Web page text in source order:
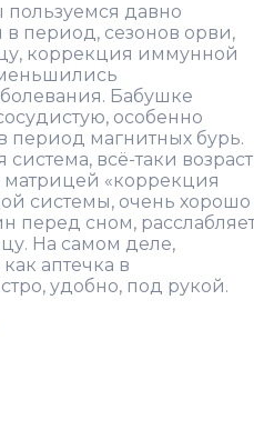
давно
период, сезонов орви,
коррекция иммунной
Бабушке
особенно
период магнитных бурь.
система, всё-таки возраст
матрицей «коррекция
системы, очень хорошо
перед сном,
На самом деле,
аптечка в
удобно, под рукой.